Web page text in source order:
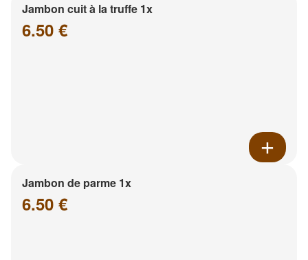
Jambon cuit à la truffe 1x
6.50 €
Jambon de parme 1x
6.50 €